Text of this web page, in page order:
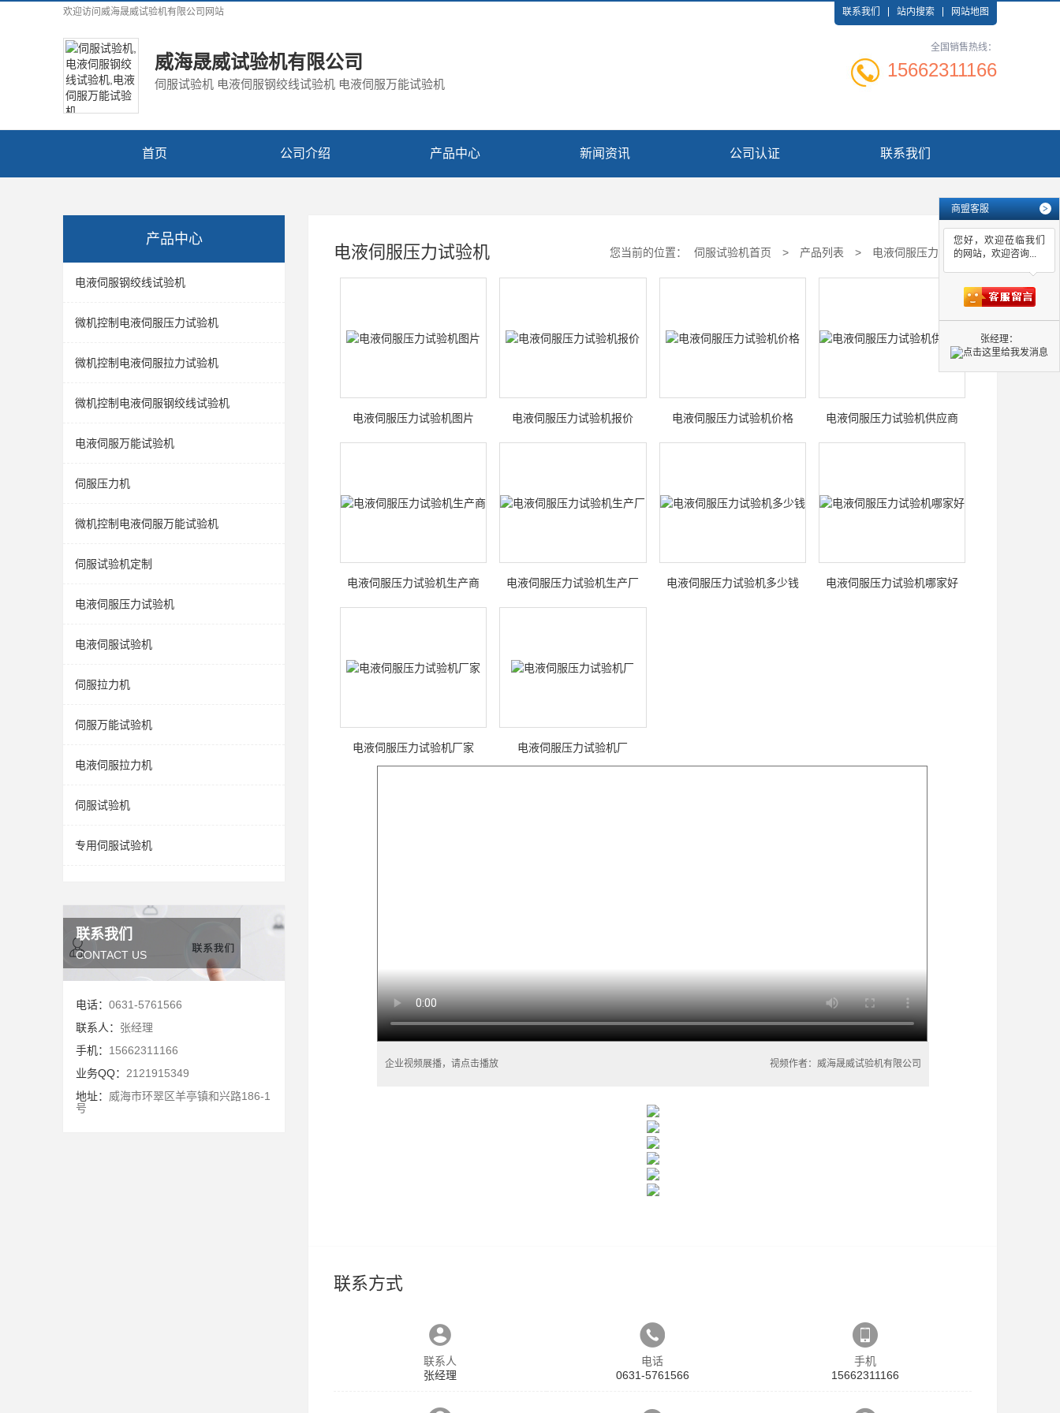
欢迎访问 威海晟威试验机有限公司 网站 联系我们 站内搜索 网站地图
威海晟威试验机有限公司
伺服试验机 电液伺服钢绞线试验机 电液伺服万能试验机
全国销售热线：
15662311166
首页 公司介绍 产品中心 新闻资讯 公司认证 联系我们
产品中心
电液伺服钢绞线试验机
微机控制电液伺服压力试验机
微机控制电液伺服拉力试验机
微机控制电液伺服钢绞线试验机
电液伺服万能试验机
伺服压力机
微机控制电液伺服万能试验机
伺服试验机定制
电液伺服压力试验机
电液伺服试验机
伺服拉力机
伺服万能试验机
电液伺服拉力机
伺服试验机
专用伺服试验机
联系我们
CONTACT US
电话： 0631-5761566
联系人： 张经理
手机： 15662311166
业务QQ： 2121915349
地址： 威海市环翠区羊亭镇和兴路186-1
号
电液伺服压力试验机 您当前的位置： 伺服试验机首页 > 产品列表 > 电液伺服压力试验机
电液伺服压力试验机图片 电液伺服压力试验机报价 电液伺服压力试验机价格 电液伺服压力试验机供应商
电液伺服压力试验机生产商 电液伺服压力试验机生产厂 电液伺服压力试验机多少钱 电液伺服压力试验机哪家好
电液伺服压力试验机厂家 电液伺服压力试验机厂
企业视频展播，请点击播放 视频作者：威海晟威试验机有限公司
联系方式
联系人
张经理
电话
0631-5761566
手机
15662311166
商盟客服 >
您好，欢迎莅临我们
的网站，欢迎咨询...
张经理：